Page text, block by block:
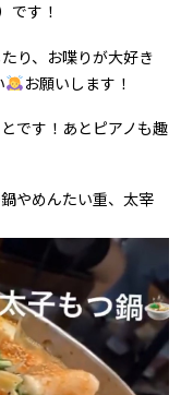
です！
り、お喋りが大好き
お願いします！
です！あとピアノも趣
やめんたい重、太宰